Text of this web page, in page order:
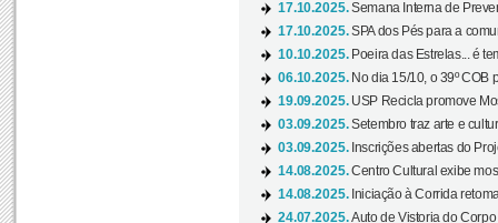
17.10.2025.Semana Interna de
17.10.2025.SPA dos Pés para a
10.10.2025. Poeira das Estrelas... é
06.10.2025. No dia 15/10, o 39º COB
19.09.2025. USP Recicla promove
03.09.2025.Setembro traz arte e
03.09.2025. Inscrições abertas do
14.08.2025.Centro Cultural exibe
14.08.2025. Iniciação à Corrida
24.07.2025.Auto de Vistoria do